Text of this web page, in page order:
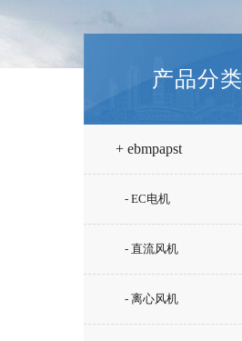
产品分类
+ ebmpapst
- EC电机
- 直流风机
- 离心风机